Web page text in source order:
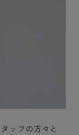
ッフの方々と